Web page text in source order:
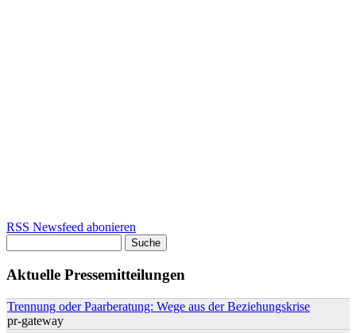
RSS Newsfeed abonieren
Aktuelle Pressemitteilungen
Trennung oder Paarberatung: Wege aus der Beziehungskrise
pr-gateway